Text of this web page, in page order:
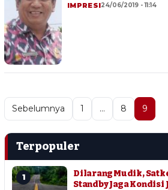
IMPRESI24/06/2019 - 11:14
Sebelumnya 1 … 8 9
Terpopuler
1
Dilarang Mudik,
Standby Jaga Kondisi